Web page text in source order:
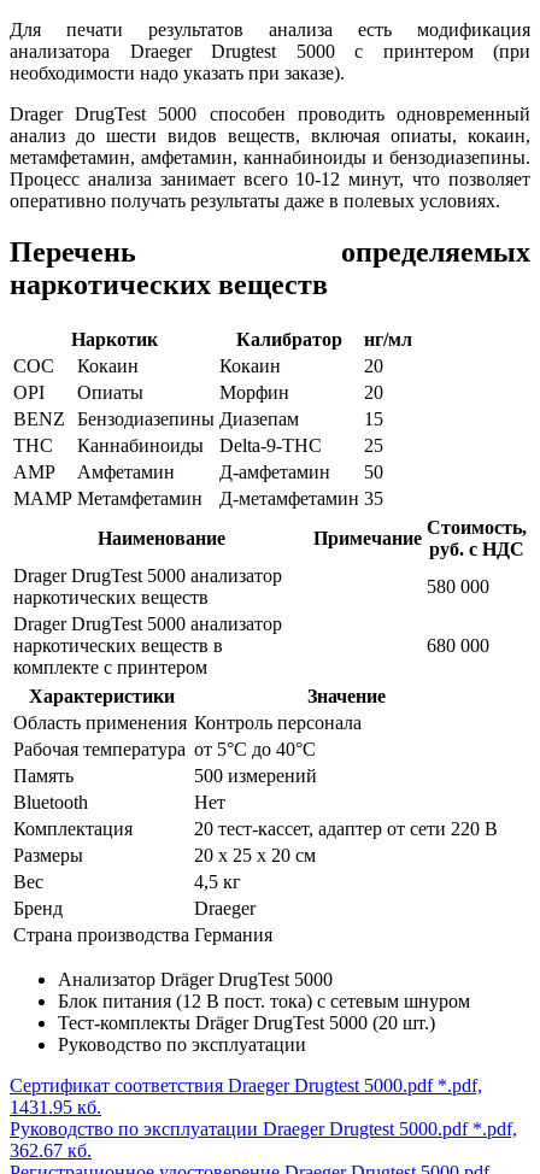
Для печати результатов анализа есть модификация
анализатора Draeger Drugtest 5000 с принтером (при
необходимости надо указать при заказе).
Drager DrugTest 5000 способен проводить одновременный
анализ до шести видов веществ, включая опиаты, кокаин,
метамфетамин, амфетамин, каннабиноиды и бензодиазепины.
Процесс анализа занимает всего 10-12 минут, что позволяет
оперативно получать результаты даже в полевых условиях.
Перечень определяемых
наркотических веществ
Наркотик Калибратор
нг/мл
СОС
Кокаин Кокаин
20
OPI
Опиаты Морфин
20
BENZ
Бензодиазепины Диазепам
15
THC
Каннабиноиды Delta-9-THC
25
AMP
Амфетамин Д-амфетамин
50
MAMP Метамфетамин Д-метамфетамин 35
Наименование
Примечание
Стоимость,
руб. с НДС
Drager DrugTest 5000 анализатор
наркотических веществ
580 000
Drager DrugTest 5000 анализатор
наркотических веществ в
комплекте с принтером
680 000
Характеристики
Значение
Область применения Контроль персонала
Рабочая температура от 5°С до 40°С
Память
500 измерений
Bluetooth
Нет
Комплектация
20 тест-кассет, адаптер от сети 220 В
Размеры
20 х 25 х 20 cм
Вес
4,5 кг
Бренд
Draeger
Страна производства Германия
Анализатор Dräger DrugTest 5000
Блок питания (12 В пост. тока) с сетевым шнуром
Тест-комплекты Dräger DrugTest 5000 (20 шт.)
Руководство по эксплуатации
Сертификат соответствия Draeger Drugtest 5000.pdf*.pdf,
1431.95 кб.
Руководство по эксплуатации Draeger Drugtest 5000.pdf*.pdf,
362.67 кб.